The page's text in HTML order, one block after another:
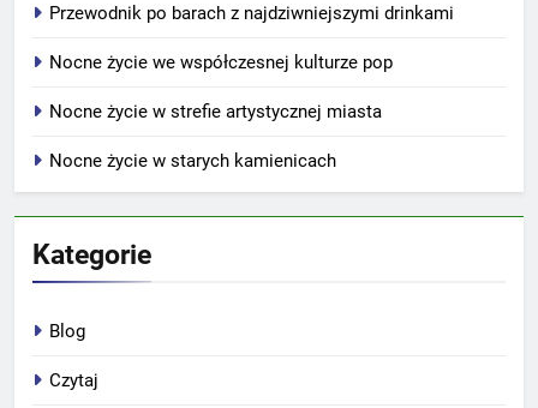
Przewodnik po barach z najdziwniejszymi drinkami
Nocne życie we współczesnej kulturze pop
Nocne życie w strefie artystycznej miasta
Nocne życie w starych kamienicach
Kategorie
Blog
Czytaj